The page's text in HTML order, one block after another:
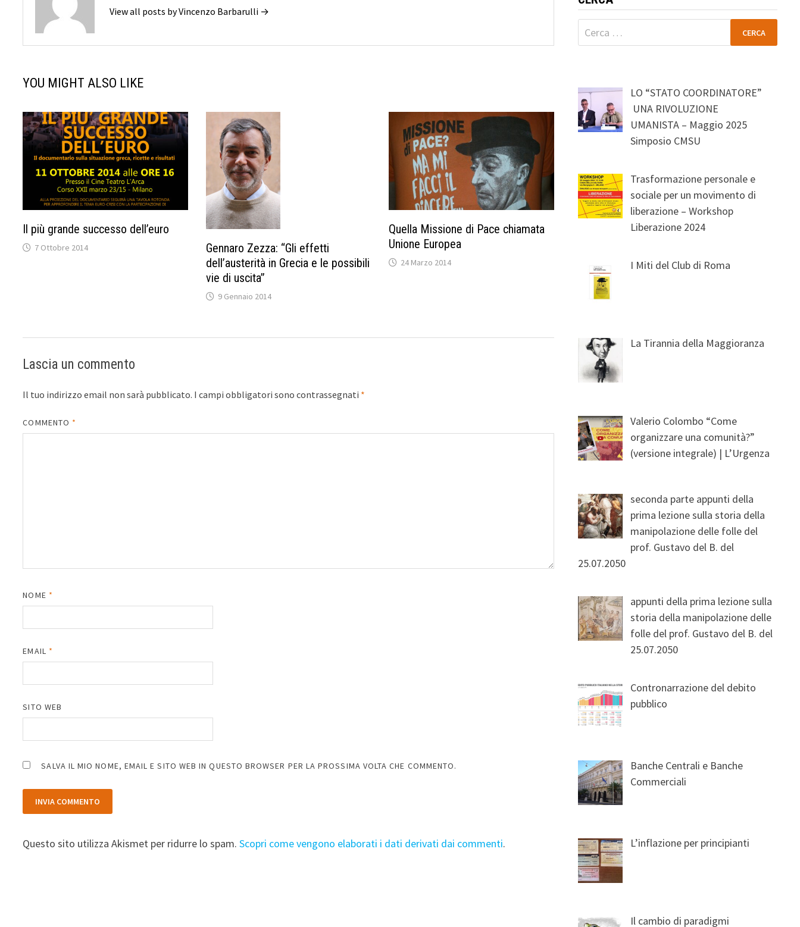
View all posts by Vincenzo Barbarulli →
YOU MIGHT ALSO LIKE
Il più grande successo dell’euro
7 Ottobre 2014
Gennaro Zezza: “Gli effetti
dell’austerità in Grecia e le possibili
vie di uscita”
9 Gennaio 2014
Quella Missione di Pace chiamata
Unione Europea
24 Marzo 2014
Lascia un commento
Il tuo indirizzo email non sarà pubblicato. I campi obbligatori sono contrassegnati *
COMMENTO *
NOME *
EMAIL *
SITO WEB
SALVA IL MIO NOME, EMAIL E SITO WEB IN QUESTO BROWSER PER LA PROSSIMA VOLTA CHE COMMENTO.
Questo sito utilizza Akismet per ridurre lo spam.Scopri come vengono elaborati i dati derivati dai commenti.
Ricerca
per:
LO “STATO COORDINATORE”
UNA RIVOLUZIONE
UMANISTA – Maggio 2025
Simposio CMSU
Trasformazione personale e
sociale per un movimento di
liberazione – Workshop
Liberazione 2024
I Miti del Club di Roma
La Tirannia della Maggioranza
Valerio Colombo “Come
organizzare una comunità?”
(versione integrale) | L’Urgenza
seconda parte appunti della
prima lezione sulla storia della
manipolazione delle folle del
prof. Gustavo del B. del
25.07.2050
appunti della prima lezione sulla
storia della manipolazione delle
folle del prof. Gustavo del B. del
25.07.2050
Contronarrazione del debito
pubblico
Banche Centrali e Banche
Commerciali
L’inflazione per principianti
Il cambio di paradigmi